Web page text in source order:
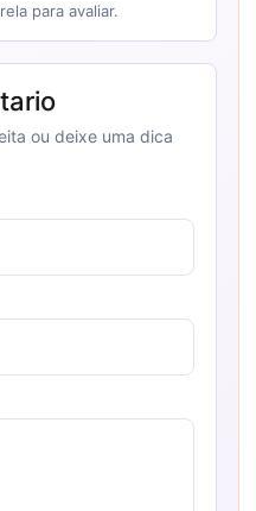
para avaliar.
ou deixe uma dica